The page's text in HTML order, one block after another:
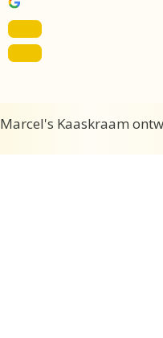
Marcel's Kaaskraam